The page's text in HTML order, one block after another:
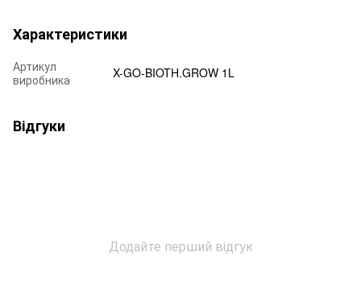
Характеристики
Артикул
виробника
X-GO-BIOTH.GROW 1L
Відгуки
Додайте перший відгук